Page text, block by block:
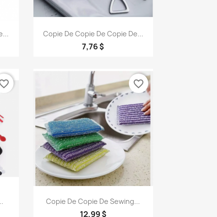
Aperçu rapide
Copie De Copie De Copie De...
7,76 $
Aperçu rapide
Copie De Copie De Sewing...
12,99 $
favorite_border